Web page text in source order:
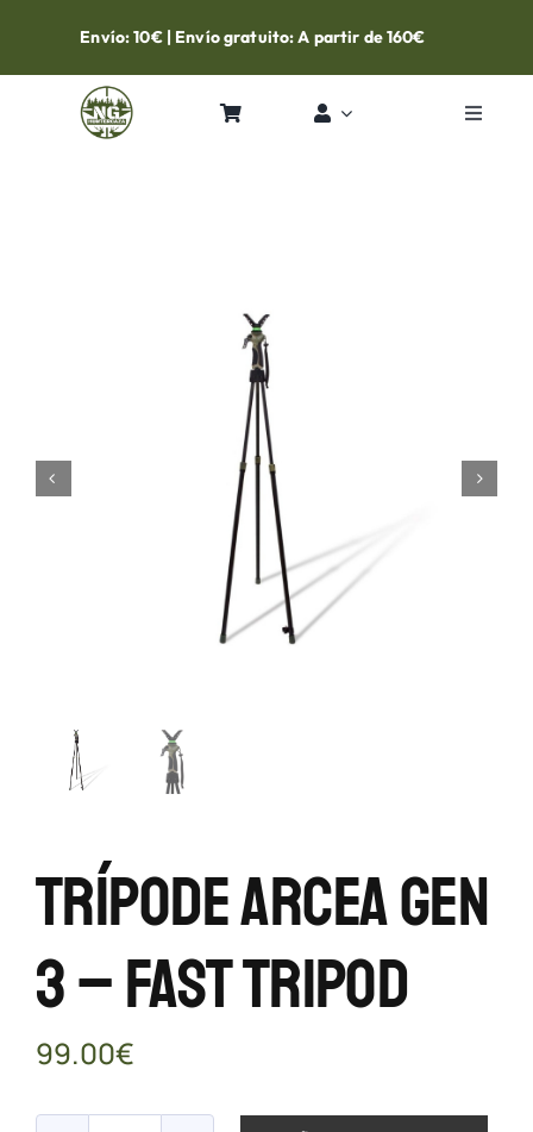
content
Envío: 10€ | Envío gratuito: A partir de 160€
Toggle
Trípode ARCEA GEN
3 – Fast Tripod
99.00€